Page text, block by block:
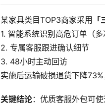
某家具类目TOP3商家采用
1. 智能系统识别高危订单（
2. 专属客服跟进确认细节
3. 48小时主动回访
实施后运输破损退货下降
关键结论：优质客服外包可